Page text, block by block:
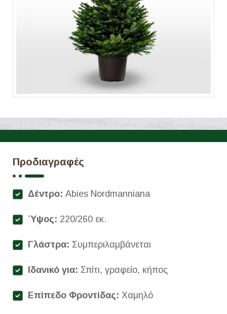
Προδιαγραφές
Δέντρο: Abies Νordmanniana
Ύψος: 220/260 εκ.
Γλάστρα: Συμπεριλαμβάνεται
Ιδανικό για: Σπίτι, γραφείο, κήπος
Επίπεδο Φροντίδας: Χαμηλό